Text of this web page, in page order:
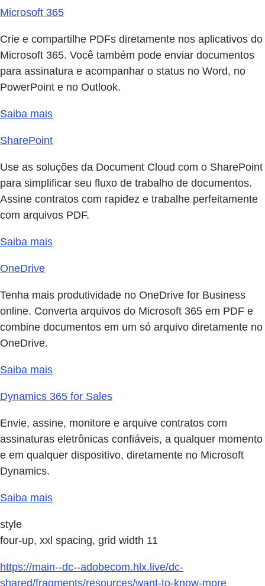
Microsoft 365
Crie e compartilhe PDFs diretamente nos aplicativos do
Microsoft 365. Você também pode enviar documentos
para assinatura e acompanhar o status no Word, no
PowerPoint e no Outlook.
Saiba mais
SharePoint
Use as soluções da Document Cloud com o SharePoint
para simplificar seu fluxo de trabalho de documentos.
Assine contratos com rapidez e trabalhe perfeitamente
com arquivos PDF.
Saiba mais
OneDrive
Tenha mais produtividade no OneDrive for Business
online. Converta arquivos do Microsoft 365 em PDF e
combine documentos em um só arquivo diretamente no
OneDrive.
Saiba mais
Dynamics 365 for Sales
Envie, assine, monitore e arquive contratos com
assinaturas eletrônicas confiáveis, a qualquer momento
e em qualquer dispositivo, diretamente no Microsoft
Dynamics.
Saiba mais
style
four-up, xxl spacing, grid width 11
https://main--dc--adobecom.hlx.live/dc-
shared/fragments/resources/want-to-know-more